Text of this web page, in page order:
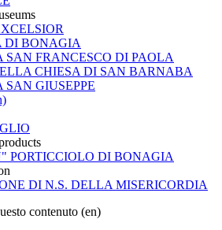
DI BONAGIA
SAN FRANCESCO DI PAOLA
CHIESA DI SAN BARNABA
SAN GIUSEPPE
PORTICCIOLO DI BONAGIA
DI N.S. DELLA MISERICORDIA
contenuto (en)